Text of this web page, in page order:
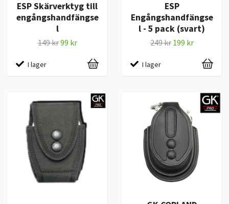
ESP Skärverktyg till
engångshandfängse
l
149 kr99 kr
I lager
ESP
Engångshandfängse
l - 5 pack (svart)
249 kr 199 kr
I lager